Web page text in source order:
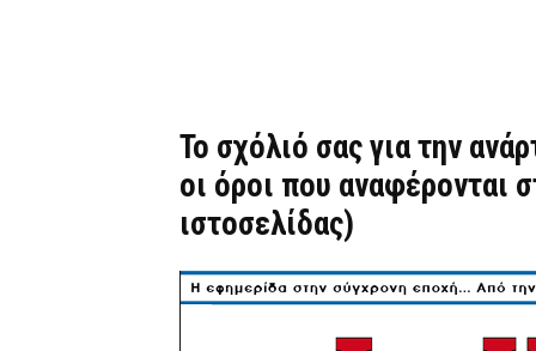
Το σχόλιό σας για την
οι όροι που αναφέρονται
ιστοσελίδας)